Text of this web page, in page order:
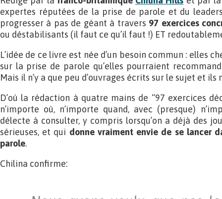
expertes réputées de la prise de parole et du
progresser à pas de géant à travers 97 exercices
ou déstabilisants (il faut ce qu’il faut !) ET
L’idée de ce livre est née d’un besoin commun : elles
sur la prise de parole qu’elles pourraient
Mais il n’y a que peu d’ouvrages écrits sur le sujet et
D’où la rédaction à quatre mains de “97 exercices
n’importe où, n’importe quand, avec (presque)
délecte à consulter, y compris lorsqu’on a déjà des
sérieuses, et qui donne vraiment envie de se lancer
parole.
Chilina confirme: